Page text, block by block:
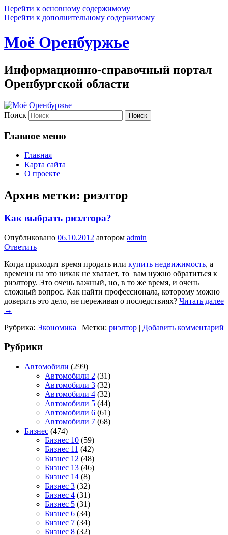
Перейти к основному содержимому
Перейти к дополнительному содержимому
Моё Оренбуржье
Информационно-справочный портал
Оренбургской области
Поиск
Главное меню
Главная
Карта сайта
О проекте
Архив метки: риэлтор
Как выбрать риэлтора?
Опубликовано 06.10.2012 автором admin
Ответить
Когда приходит время продать или купить недвижимость, а
времени на это никак не хватает, то вам нужно обратиться к
риэлтору. Это очень важный, но, в то же время, и очень
сложный вопрос. Как найти профессионала, которому можно
доверить это дело, не переживая о последствиях? Читать далее
→
Рубрика: Экономика | Метки: риэлтор | Добавить комментарий
Рубрики
Автомобили (299)
Автомобили 2 (31)
Автомобили 3 (32)
Автомобили 4 (32)
Автомобили 5 (44)
Автомобили 6 (61)
Автомобили 7 (68)
Бизнес (474)
Бизнес 10 (59)
Бизнес 11 (42)
Бизнес 12 (48)
Бизнес 13 (46)
Бизнес 14 (8)
Бизнес 3 (32)
Бизнес 4 (31)
Бизнес 5 (31)
Бизнес 6 (34)
Бизнес 7 (34)
Бизнес 8 (32)